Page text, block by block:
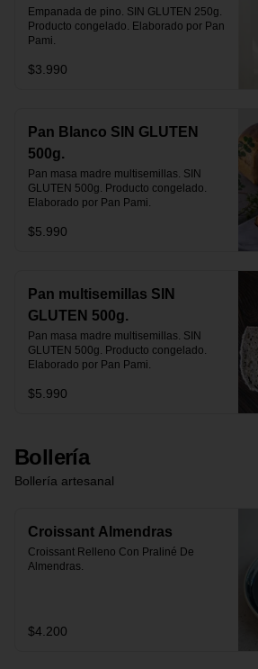
Empanada de pino. SIN GLUTEN 250g.
Producto congelado. Elaborado por Pan
Pami.
$3.990
Pan Blanco SIN GLUTEN
500g.
Pan masa madre multisemillas. SIN
GLUTEN 500g. Producto congelado.
Elaborado por Pan Pami.
$5.990
Pan multisemillas SIN
GLUTEN 500g.
Pan masa madre multisemillas. SIN
GLUTEN 500g. Producto congelado.
Elaborado por Pan Pami.
$5.990
Bollería
Bollería artesanal
Croissant Almendras
Croissant Relleno Con Praliné De
Almendras.
$4.200